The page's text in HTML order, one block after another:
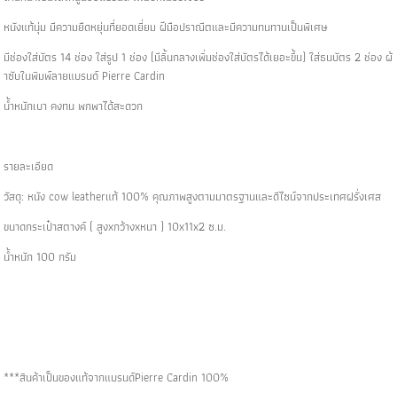
หนังแท้นุ่ม มีความยืดหยุ่นที่ยอดเยี่ยม ฝีมือปราณีตและมีความทนทานเป็นพิเศษ
มีช่องใส่บัตร 14 ช่อง ใส่รูป 1 ช่อง (มีลิ้นกลางเพิ่มช่องใส่บัตรได้เยอะขึ้น) ใส่ธนบัตร 2 ช่อง ผ้
าซับในพิมพ์ลายแบรนด์ Pierre Cardin
น้ำหนักเบา คงทน พกพาได้สะดวก
รายละเอียด
วัสดุ: หนัง cow leatherแท้ 100% คุณภาพสูงตามมาตรฐานและดีไซน์จากประเทศฝรั่งเศส
ขนาดกระเป๋าสตางค์ ( สูงxกว้างxหนา ) 10x11x2 ซ.ม.
น้ำหนัก 100 กรัม
***สินค้าเป็นของแท้จากแบรนด์Pierre Cardin 100%